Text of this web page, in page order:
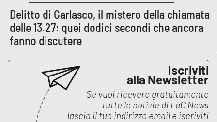
Reggio Calabria
Cosenza
PROGETTI
SPECIALI
Buona Sanità Calabria
Delitto di Garlasco, il mistero della chiamata
delle 13.27: quei dodici secondi che ancora
fanno discutere
Iscriviti
alla Newsletter
Se vuoi ricevere gratuitamente
tutte le notizie di LaC News
lascia il tuo indirizzo email e iscriviti